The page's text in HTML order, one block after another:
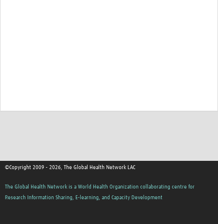
©Copyright 2009 - 2026, The Global Health Network LAC
The Global Health Network is a World Health Organization collaborating centre for
Research Information Sharing, E-learning, and Capacity Development